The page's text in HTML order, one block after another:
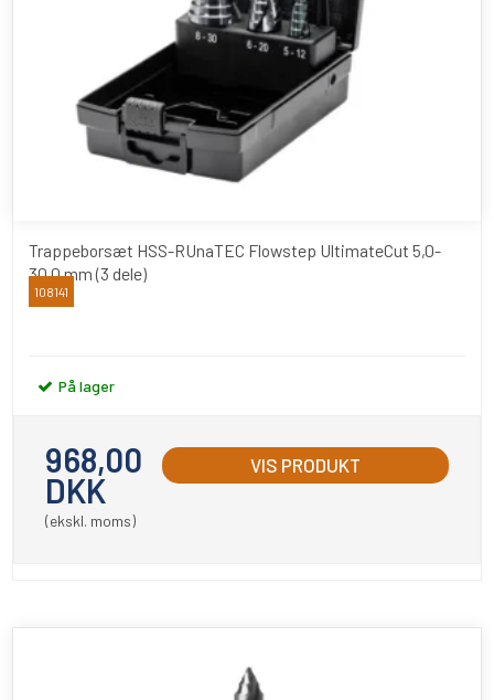
Trappeborsæt HSS-RUnaTEC Flowstep UltimateCut 5,0-
30,0 mm (3 dele)
RUKO
108141
På lager
968,00
DKK
(ekskl. moms)
VIS PRODUKT